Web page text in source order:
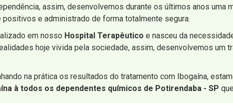
assim, desenvolvemos durante os últimos anos uma
e administrado de forma totalmente segura.
em nosso Hospital Terapêutico e nasceu da
hoje vivida pela sociedade, assim, desenvolvemos um
na prática os resultados do tratamento com Ibogaína,
à todos os dependentes químicos de Potirendaba - SP